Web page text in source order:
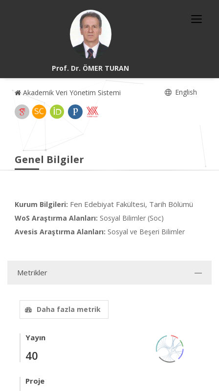
Prof. Dr. ÖMER TURAN
Akademik Veri Yönetim Sistemi English
Genel Bilgiler
Kurum Bilgileri: Fen Edebiyat Fakültesi, Tarih Bölümü
WoS Araştırma Alanları: Sosyal Bilimler (Soc)
Avesis Araştırma Alanları: Sosyal ve Beşeri Bilimler
Metrikler
Daha fazla metrik
Yayın
40
Proje